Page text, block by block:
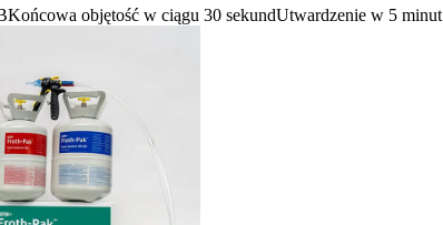
Końcowa objętość w ciągu 30 sekundUtwardzenie w 5 minut